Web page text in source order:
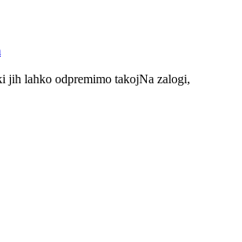
jih lahko odpremimo takojNa zalogi,